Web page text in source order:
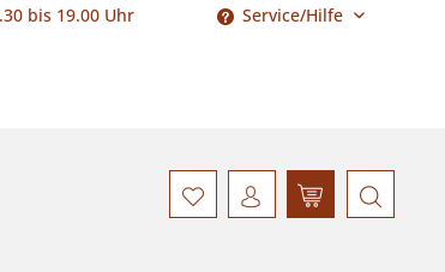
bis 19.00 Uhr Service/Hilfe